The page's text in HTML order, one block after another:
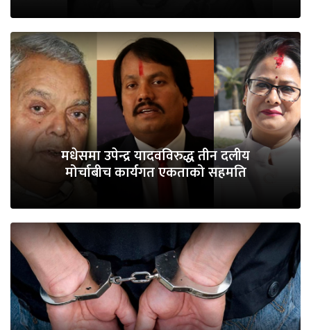
मधेसमा उपेन्द्र यादवविरुद्ध तीन दलीय
मोर्चाबीच कार्यगत एकताको सहमति